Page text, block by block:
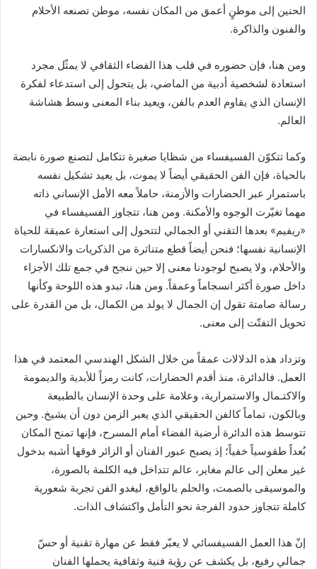
الحنين إلى موطنٍ أعمق من المكان نفسه، موطن تصنعه الأحلام
والفنون والذاكرة.
ومن هنا، فإن حضوره في قلب هذا الفضاء الثقافي لا يمثّل مجرد
استعادة لشخصية أدبية من الماضي، بل يتحول إلى استدعاء لفكرة
الإنسان الذي يقاوم العدم بالفن، ويعيد بناء المعنى وسط هشاشة
العالم.
وكما تتكوّن الفسيفساء من شظايا صغيرة تتكامل لتصنع صورة نابضة
بالحياة، فإن الفن الحقيقي أيضاً لا يموت، بل يعيد تشكيل نفسه
باستمرار عبر الحضارات والأزمنة، حاملاً معه الأمل الإنساني ذاته
مهما تغيّرت الوجوه والأمكنة. ومن هنا، تتجاوز الفسيفساء في
«ريفيم» بعدها التقني أو الجمالي لتتحول إلى استعارة عميقة للحياة
الإنسانية نفسها؛ فنحن أيضاً قطع متناثرة من الذكريات والانكسارات
والأحلام، ولا يصبح لوجودنا معنى إلا حين ننجح في جمع تلك الأجزاء
داخل صورة أكثر انسجاماً وعمقاً. ومن هنا، تبدو هذه اللوحة وكأنها
رسالة صامتة تقول إن الجمال لا يولد من الكمال، بل من القدرة على
تحويل التفتّت إلى معنى.
وتزداد هذه الدلالات عمقاً من خلال الشكل الهندسي المعتمد في هذا
العمل. فالدائرة، منذ أقدم الحضارات، كانت رمزاً للأبدية والديمومة
والاكتـمال والاستمرارية، وعلامة على وحدة الإنسان بالطبيعة
وبالكون، تماماً كالفن الحقيقي الذي يعبر الزمن دون أن يشيخ. وحين
تتوسط هذه الدائرة أرضية الفضاء أمام المسرح، فإنها تمنح المكان
بُعداً طقوسياً خفياً؛ إذ يصبح عبور الفنان أو الزائر فوقها أشبه بدخول
غير معلن إلى عالم مغاير، عالم تتداخل فيه الكلمة بالصورة،
والموسيقى بالصمت، والحلم بالواقع، ليغدو الفن تجربة شعورية
كاملة تتجاوز حدود الفرجة نحو التأمل واكتشاف الذات.
إنّ هذا العمل الفسيفسائي لا يعبّر فقط عن مهارة تقنية أو حسّ
جمالي رفيع، بل يكشف عن رؤية فنية وثقافية يحملها الفنان